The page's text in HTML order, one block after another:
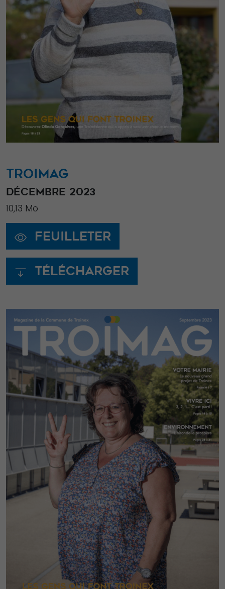
TROIMAG
DÉCEMBRE 2023
10,13 Mo
Feuilleter
Télécharger
lorsque vous
visitez notre
augmentez les
chances de
contenu et des
offres